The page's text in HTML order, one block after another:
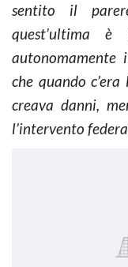
sentito il
quest’ultima
autonomamente
che quando
creava danni,
l’intervento